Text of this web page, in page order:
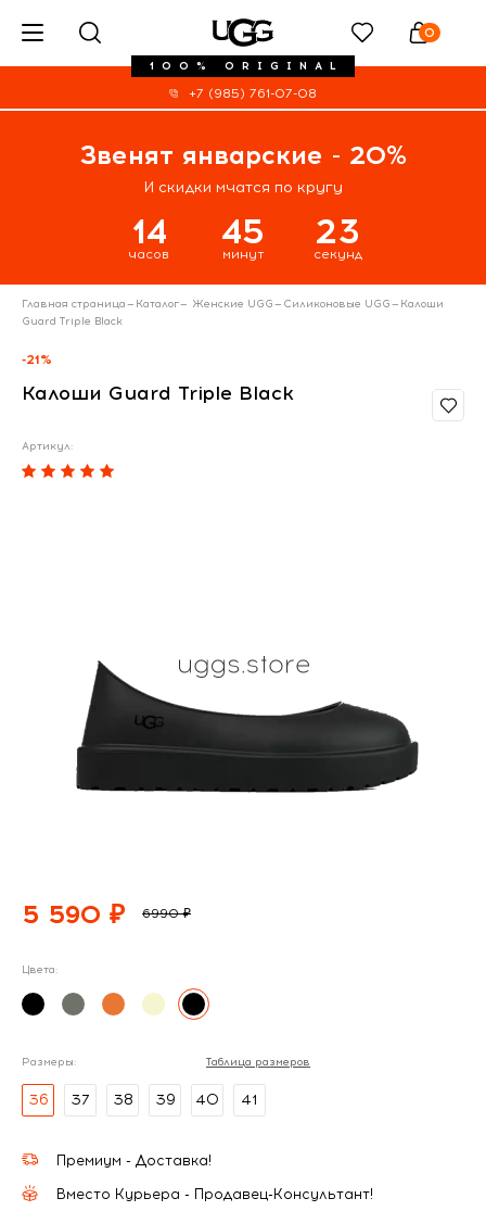
100% ORIGINAL
0
+7 (985) 761-07-08
Звенят январские - 20%
И скидки мчатся по кругу
14
часов
45
минут
23
секунд
Главная страница— Каталог— Женские UGG— Силиконовые UGG— Калоши
Guard Triple Black
-21%
Калоши Guard Triple Black
Артикул:
5 590 ₽ 6990 ₽
Цвета:
Размеры: Таблица размеров
36 37 38 39 40 41
Премиум - Доставка!
Вместо Курьера - Продавец-Консультант!